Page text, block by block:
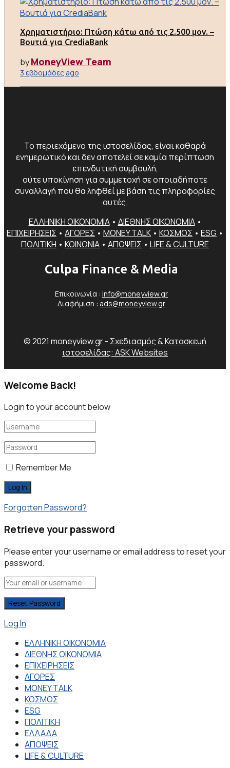
Χρηματιστήριο: Πτώση κάτω από τις 2.500 μον. –
Βουτιά για CrediaBank
byMoneyView Team
3 εβδομάδες ago
Το περιεχόμενο της ιστοσελίδας, είναι καθαρά
ενημερωτικό και δεν αποτελεί σε καμία περίπτωση
επενδυτική συμβουλή,
ούτε υποκίνηση για συμμετοχή σε οποιαδήποτε
συναλλαγή που θα ληφθεί με βάση τις πληροφορίες
αυτές.
ΕΛΛΗΝΙΚΗ ΟΙΚΟΝΟΜΙΑ• ΔΙΕΘΝΗΣ ΟΙΚΟΝΟΜΙΑ•
ΕΠΙΧΕΙΡΗΣΕΙΣ • ΑΓΟΡΕΣ • MONEY TALK • ΚΟΣΜΟΣ • ESG •
ΠΟΛΙΤΙΚΗ • ΚΟΙΝΩΝΙΑ • ΑΠΟΨΕΙΣ • LIFE & CULTURE
Culpa Finance & Media
Επικοινωνία : info@moneyview.gr
Διαφήμιση : ads@moneyview.gr
© 2021 moneyview.gr - Σχεδιασμός & Κατασκευή
ιστοσελίδας: ASK Websites
Welcome Back!
Login to your account below
Remember Me
Forgotten Password?
Retrieve your password
Please enter your username or email address to reset your
password.
Log In
ΕΛΛΗΝΙΚΗ ΟΙΚΟΝΟΜΙΑ
ΔΙΕΘΝΗΣ ΟΙΚΟΝΟΜΙΑ
ΕΠΙΧΕΙΡΗΣΕΙΣ
ΑΓΟΡΕΣ
MONEY TALK
ΚΟΣΜΟΣ
ESG
ΠΟΛΙΤΙΚΗ
ΕΛΛΑΔΑ
ΑΠΟΨΕΙΣ
LIFE & CULTURE